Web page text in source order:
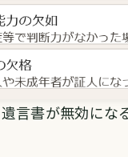
遺言書が無効にな